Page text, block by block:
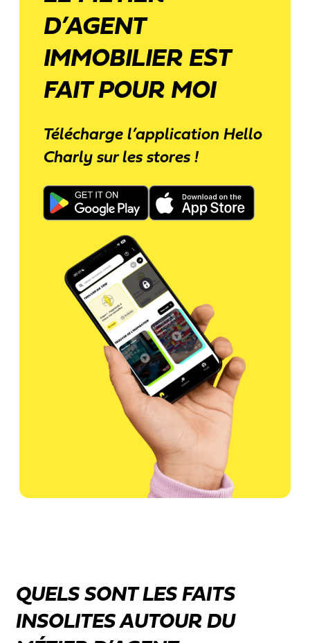
clients.
D’AGENT
IMMOBILIER EST
FAIT POUR MOI
Télécharge l’application Hello
Charly sur les stores !
QUELS SONT LES FAITS
INSOLITES AUTOUR DU